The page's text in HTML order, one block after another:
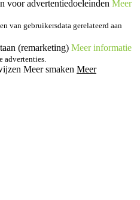
voor advertentiedoeleinden Meer
van gebruikersdata gerelateerd aan
(remarketing) Meer informatie
advertenties.
Meer smaken Meer